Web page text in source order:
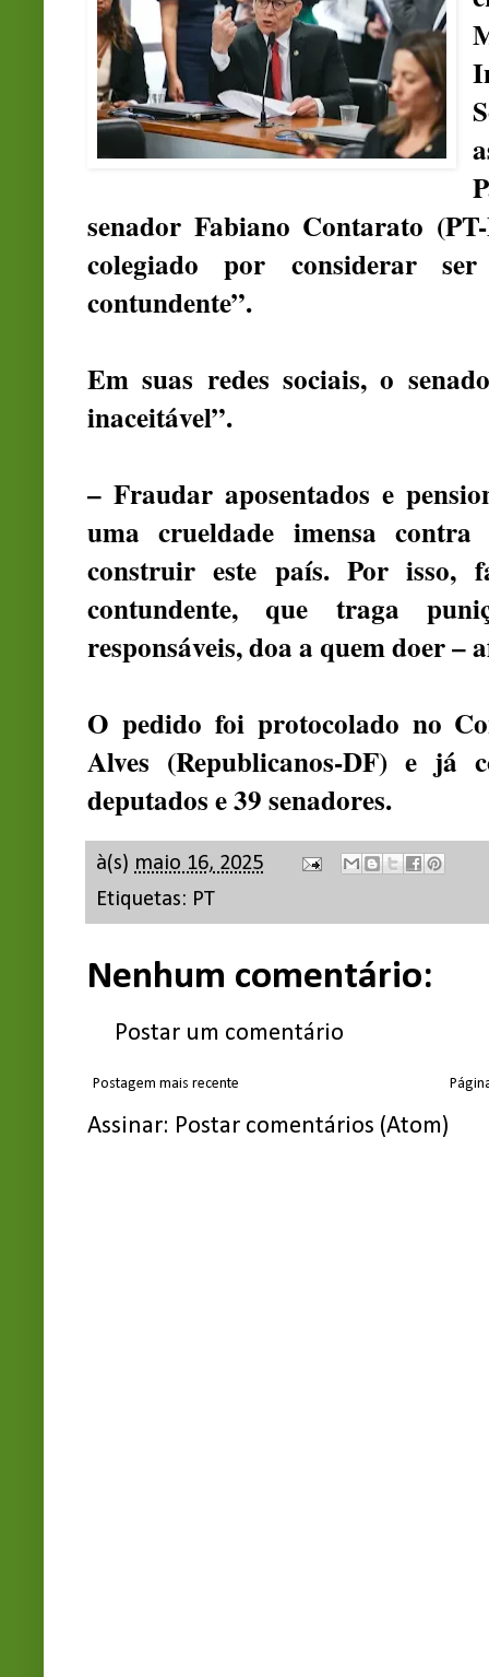
senador Fabiano Contarato
colegiado por considerar ser
contundente”.
Em suas redes sociais, o
inaceitável”.
– Fraudar aposentados e
uma crueldade imensa
construir este país. Por isso,
contundente, que traga
responsáveis, doa a quem doer –
O pedido foi protocolado no
Alves (Republicanos-DF) e já
deputados e 39 senadores.
à(s) maio 16, 2025
Etiquetas: PT
Nenhum comentário:
Postar um comentário
Postagem mais recente
Assinar: Postar comentários (Atom)